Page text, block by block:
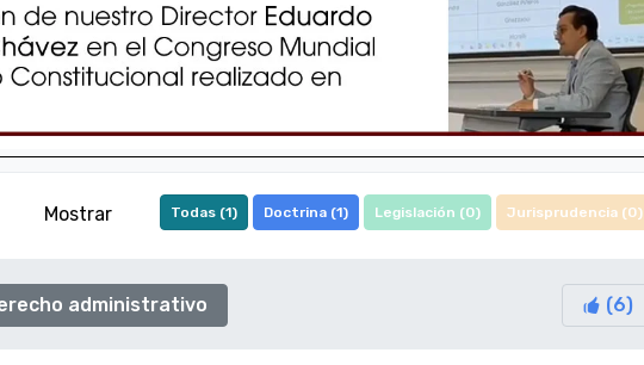
Mostrar Todas (1) Doctrina (1) Legislación (0) Jurisprudencia (0)
administrativo (6)